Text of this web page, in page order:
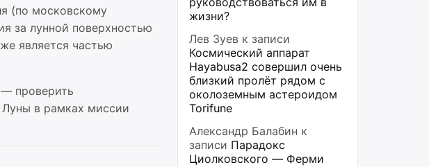
(по московскому
за лунной поверхностью
является частью
проверить
Луны в рамках миссии
жизни?
Лев Зуев к записи
Космический аппарат
Hayabusa2 совершил очень
близкий пролёт рядом с
околоземным астероидом
Torifune
Александр Балабин к
записи Парадокс
Циолковского — Ферми